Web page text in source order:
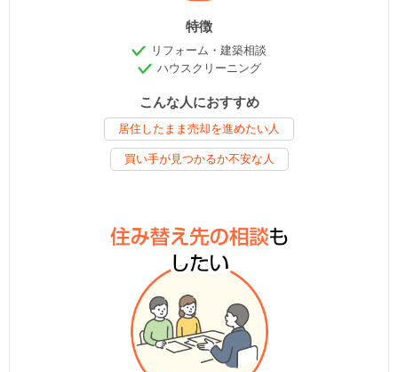
特徴
リフォーム・建築相談
ハウスクリーニング
こんな人におすすめ
居住したまま売却を進めたい人
買い手が見つかるか不安な人